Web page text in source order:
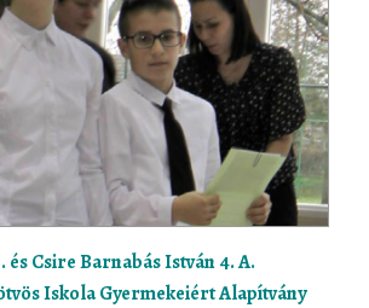
és Csire Barnabás István 4. A.
Iskola Gyermekeiért Alapítvány